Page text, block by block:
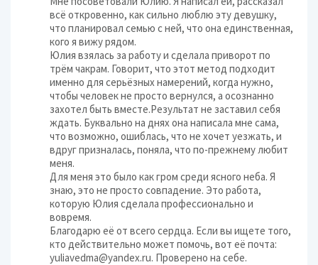
всё откровенно, как сильно люблю эту девушку,
что планировал семью с ней, что она единственная,
кого я вижу рядом.
Юлия взялась за работу и сделала приворот по
трём чакрам. Говорит, что этот метод подходит
именно для серьёзных намерений, когда нужно,
чтобы человек не просто вернулся, а осознанно
захотел быть вместе.Результат не заставил себя
ждать. Буквально на днях она написала мне сама,
что возможно, ошиблась, что не хочет уезжать, и
вдруг призналась, поняла, что по-прежнему любит
меня.
Для меня это было как гром среди ясного неба. Я
знаю, это не просто совпадение. Это работа,
которую Юлия сделала профессионально и
вовремя.
Благодарю её от всего сердца. Если вы ищете того,
кто действительно может помочь, вот её почта:
yuliavedma@yandex.ru. Проверено на себе.